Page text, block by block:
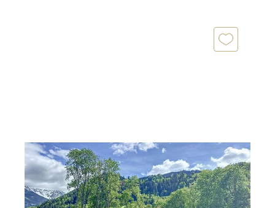
ST GERVAIS LES BAINS 74
1176 m2
Ref : 802
Terrain à vendre